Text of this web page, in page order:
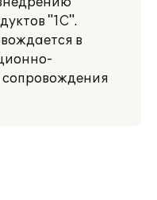
"1С".
в
сопровождения